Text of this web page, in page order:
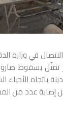
في
تمثّل بسقوط
باتجاه
عدد من